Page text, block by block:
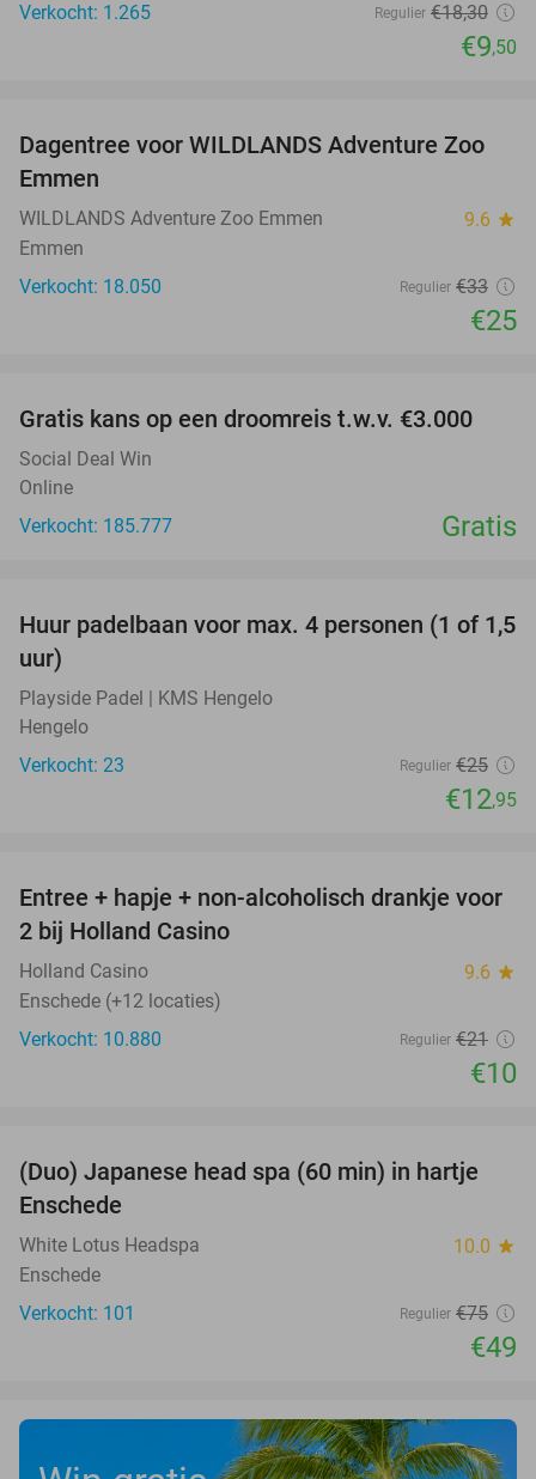
Verkocht: 1.265
Regulier €18,30
€9,50
24%
Dagentree voor WILDLANDS Adventure Zoo
Emmen
WILDLANDS Adventure Zoo Emmen 9.6 star
Emmen
Verkocht: 18.050
Regulier €33
€25
Gratis kans op een droomreis t.w.v. €3.000
Social Deal Win
Online
Verkocht: 185.777
Gratis
48%
Huur padelbaan voor max. 4 personen (1 of 1,5
uur)
Playside Padel | KMS Hengelo
Hengelo
Verkocht: 23
Regulier €25
€12,95
52%
Entree + hapje + non-alcoholisch drankje voor
2 bij Holland Casino
Holland Casino 9.6 star
Enschede (+12 locaties)
Verkocht: 10.880
Regulier €21
€10
35%
(Duo) Japanese head spa (60 min) in hartje
Enschede
White Lotus Headspa 10.0 star
Enschede
Verkocht: 101
Regulier €75
€49